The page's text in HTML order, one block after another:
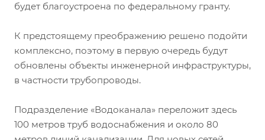
будет благоустроена по федеральному гранту.
К предстоящему преображению решено подойти
комплексно, поэтому в первую очередь будут
обновлены объекты инженерной инфраструктуры,
в частности трубопроводы.
Подразделение «Водоканала» переложит здесь
100 метров труб водоснабжения и около 80